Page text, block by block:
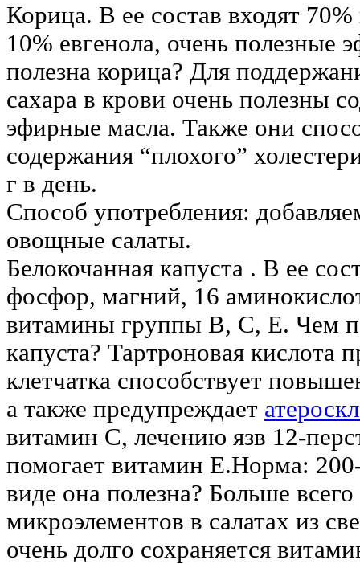
Корица. В ее состав входят 70%
10% евгенола, очень полезные
полезна корица? Для
сахара в крови очень полезны
эфирные масла. Также они
содержания “плохого”
г в день.
Способ употребления:
овощные салаты.
Белокочанная капуста . В ее
фосфор, магний, 16
витамины группы B, С, Е. Чем
капуста? Тартроновая кислота
клетчатка способствует
а также предупреждает
витамин C, лечению язв 12-
помогает витамин E.Норма:
виде она полезна? Больше
микроэлементов в салатах из
очень долго сохраняется